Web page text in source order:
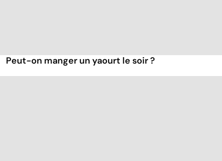
Peut-on manger un yaourt le soir ?